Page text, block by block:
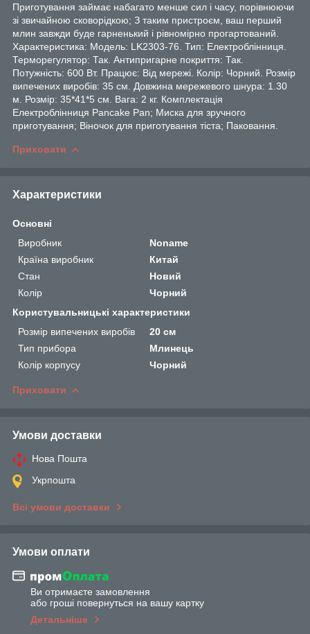
Приготування займає набагато менше сил і часу, порівнюючи
зі звичайною сковорідкою; З таким пристроєм, ваш перший
млин завжди буде гарненький і рівномірно прогартований.
Характеристика: Модель: LK2303-76. Тип: Електроблінниця.
Терморегулятор: Так. Антипригарне покриття: Так.
Потужність: 600 Вт. Працює: Від мережі. Колір: Чорний. Розмір
випечених виробів: 35 см. Довжина мережевого шнура: 1.30
м. Розмір: 35*41*5 см. Вага: 2 кг. Комплектація
Електроблінниця Pancake Pan; Миска для зручного
приготування; Віночок для приготування тіста; Паковання.
Приховати
Характеристики
Основні
Виробник
Noname
Країна виробник
Китай
Стан
Новий
Колір
Чорний
Користувальницькі характеристики
Розмір випечених виробів
20 см
Тип прибора
Млинець
Колір корпусу
Чорний
Приховати
Умови доставки
Нова Пошта
Укрпошта
Всі умови доставки
Умови оплати
Ви отримаєте замовлення
або гроші повернуться на вашу картку
Детальніше